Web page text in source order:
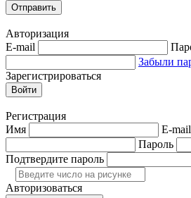
Отправить
Авторизация
E-mail
Забыли
Зарегистрироваться
Войти
Регистрация
Имя
E-mail
Пароль
Подтвердите пароль
Авторизоваться